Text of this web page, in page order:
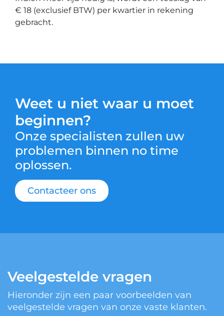
€ 18 (exclusief BTW) per kwartier in rekening
gebracht.
Weet u niet waar u moet
beginnen?
Onze specialisten zullen uw
problemen binnen no time
oplossen.
Contacteer ons
Veelgestelde vragen
Hieronder zijn een paar voorbeelden van
veelgestelde vragen van onze vaste klanten.